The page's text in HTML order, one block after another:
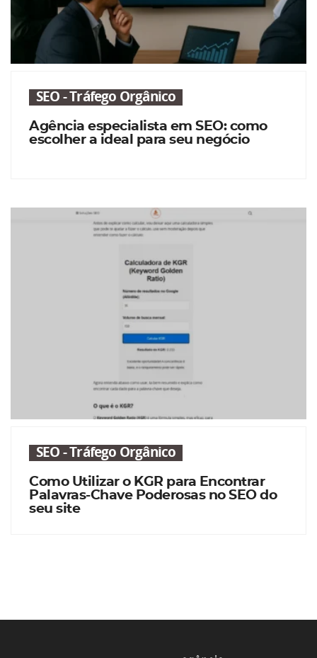
SEO - Tráfego Orgânico
Agência especialista em SEO: como
escolher a ideal para seu negócio
SEO - Tráfego Orgânico
Como Utilizar o KGR para Encontrar
Palavras-Chave Poderosas no SEO do
seu site